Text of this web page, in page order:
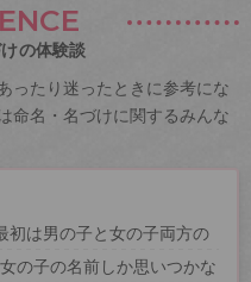
の体験談
ったり迷ったときに参考にな
命名・名づけに関するみんな
初は男の子と女の子両方の
の子の名前しか思いつかな